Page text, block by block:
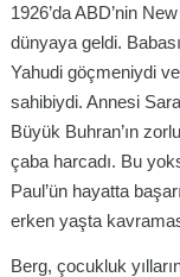
1926’da ABD’nin
dünyaya geldi.
Yahudi göçmeniydi
sahibiydi. Annesi
Büyük Buhran’ın
çaba harcadı. Bu
Paul’ün hayatta
erken yaşta
Berg, çocukluk